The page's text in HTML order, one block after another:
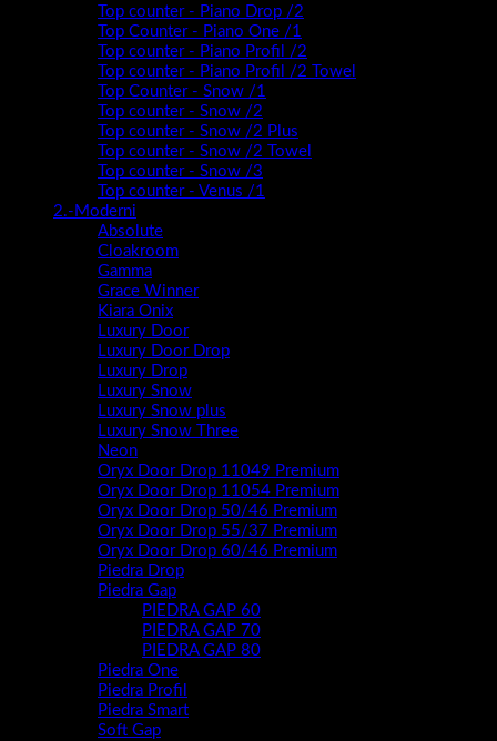
Top counter - Piano Drop /2
Top Counter - Piano One /1
Top counter - Piano Profil /2
Top counter - Piano Profil /2 Towel
Top Counter - Snow /1
Top counter - Snow /2
Top counter - Snow /2 Plus
Top counter - Snow /2 Towel
Top counter - Snow /3
Top counter - Venus /1
2.-Moderni
Absolute
Cloakroom
Gamma
Grace Winner
Kiara Onix
Luxury Door
Luxury Door Drop
Luxury Drop
Luxury Snow
Luxury Snow plus
Luxury Snow Three
Neon
Oryx Door Drop 11049 Premium
Oryx Door Drop 11054 Premium
Oryx Door Drop 50/46 Premium
Oryx Door Drop 55/37 Premium
Oryx Door Drop 60/46 Premium
Piedra Drop
Piedra Gap
PIEDRA GAP 60
PIEDRA GAP 70
PIEDRA GAP 80
Piedra One
Piedra Profil
Piedra Smart
Soft Gap